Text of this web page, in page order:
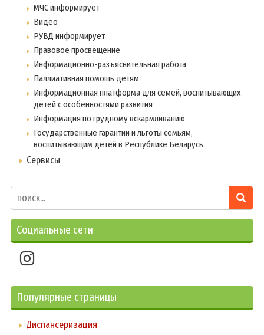
МЧС информирует
Видео
РУВД информирует
Правовое просвещение
Информационно-разъяснительная работа
Паллиативная помощь детям
Информационная платформа для семей, воспитывающих
детей с особенностями развития
Информация по грудному вскармливанию
Государственные гарантии и льготы семьям,
воспитывающим детей в Республике Беларусь
Сервисы
Социальные сети
Популярные страницы
Диспансеризация